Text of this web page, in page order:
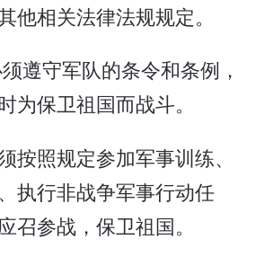
他相关法律法规规定。
遵守军队的条令和条例，
为保卫祖国而战斗。
按照规定参加军事训练、
执行非战争军事行动任
召参战，保卫祖国。